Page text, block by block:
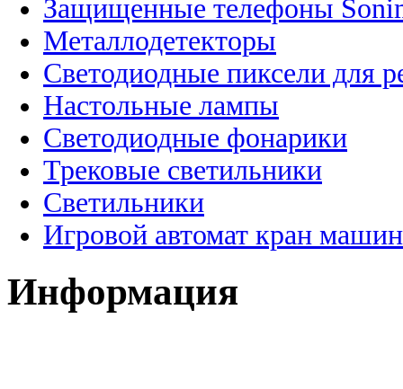
Защищенные телефоны
Металлодетекторы
Светодиодные пиксели для
Настольные лампы
Светодиодные фонарики
Трековые светильники
Светильники
Игровой автомат кран
Информация